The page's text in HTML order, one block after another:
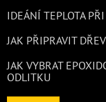
IDEÁNÍ TEPLOTA
JAK PŘIPRAVIT
JAK VYBRAT
ODLITKU